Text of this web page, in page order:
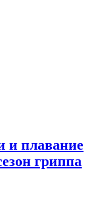
и плавание
гриппа